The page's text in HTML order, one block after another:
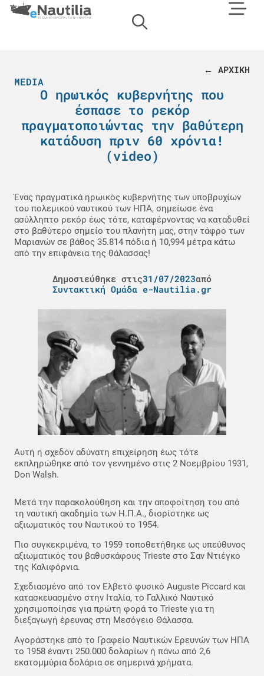
← ΑΡΧΙΚΗ
MEDIA
Ο ηρωικός κυβερνήτης που
έσπασε το ρεκόρ
πραγματοποιώντας την βαθύτερη
κατάδυση πριν 60 χρόνια!
(video)
Ένας πραγματικά ηρωικός κυβερνήτης των υποβρυχίων
του πολεμικού ναυτικού των ΗΠΑ, σημείωσε ένα
ασύλληπτο ρεκόρ έως τότε, καταφέρνοντας να καταδυθεί
στο βαθύτερο σημείο του πλανήτη μας, στην τάφρο των
Μαριανών σε βάθος 35.814 πόδια ή 10,994 μέτρα κάτω
από την επιφάνεια της θάλασσας!
Δημοσιεύθηκε στις31/07/2023από
Συντακτική Ομάδα e-Nautilia.gr
Αυτή η σχεδόν αδύνατη επιχείρηση έως τότε
εκπληρώθηκε από τον γεννημένο στις 2 Νοεμβρίου 1931,
Don Walsh.
Μετά την παρακολούθηση και την αποφοίτηση του από
τη ναυτική ακαδημία των Η.Π.Α., διορίστηκε ως
αξιωματικός του Ναυτικού το 1954.
Πιο συγκεκριμένα, το 1959 τοποθετήθηκε ως υπεύθυνος
αξιωματικός του βαθυσκάφους Trieste στο Σαν Ντιέγκο
της Καλιφόρνια.
Σχεδιασμένο από τον Ελβετό φυσικό Auguste Piccard και
κατασκευασμένο στην Ιταλία, το Γαλλικό Ναυτικό
χρησιμοποίησε για πρώτη φορά το Trieste για τη
διεξαγωγή έρευνας στη Μεσόγειο Θάλασσα.
Αγοράστηκε από το Γραφείο Ναυτικών Ερευνών των ΗΠΑ
το 1958 έναντι 250.000 δολαρίων ή πάνω από 2,6
εκατομμύρια δολάρια σε σημερινά χρήματα.